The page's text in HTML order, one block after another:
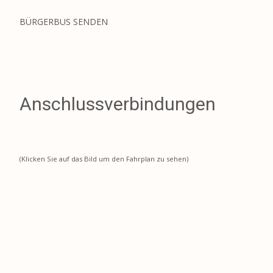
BÜRGERBUS SENDEN
Anschlussverbindungen
(Klicken Sie auf das Bild um den Fahrplan zu sehen)